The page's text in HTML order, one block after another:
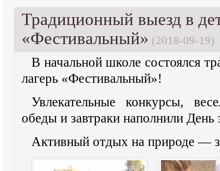
Традиционный выезд в
«Фестивальный» (2018-09-19)
В начальной школе состоялся
лагерь «Фестивальный»!
Увлекательные конкурсы,
обеды и завтраки наполнили День
Активный отдых на природе —